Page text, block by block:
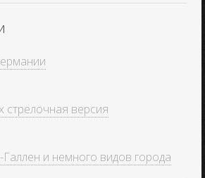
стрелочная версия
и немного видов города